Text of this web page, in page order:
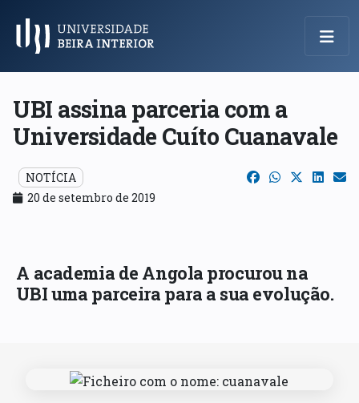
Menu Principal
UBI assina parceria com a
Universidade Cuíto Cuanavale
NOTÍCIA
20 de setembro de 2019
A academia de Angola procurou na
UBI uma parceira para a sua evolução.